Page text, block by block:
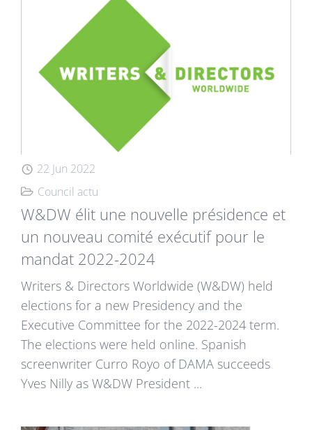
22 Jun 2022
Council actu
W&DW élit une nouvelle présidence et
un nouveau comité exécutif pour le
mandat 2022-2024
Writers & Directors Worldwide (W&DW) held
elections for a new Presidency and the
Executive Committee for the 2022-2024 term.
The elections were held online. Spanish
screenwriter Curro Royo of DAMA succeeds
Yves Nilly as W&DW President ...